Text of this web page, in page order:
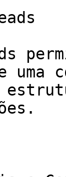
uma